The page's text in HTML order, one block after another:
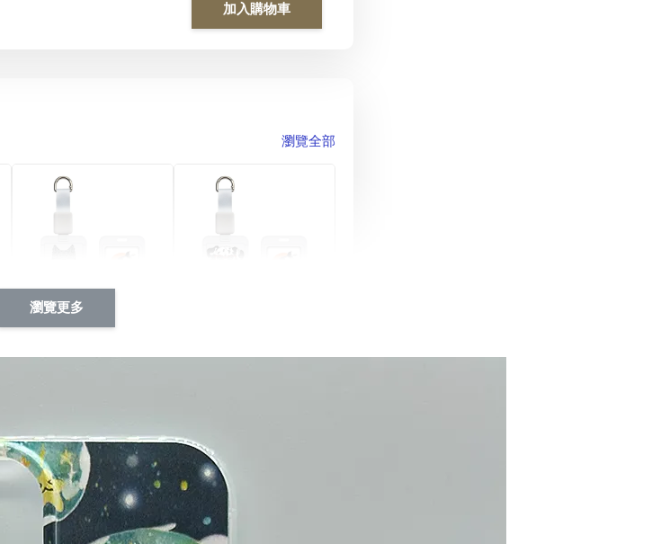
加入購物車
瀏覽全部
+NT$ 214
NT$ 225
- +NT$ 214
NT$ 225
加入購物車
瀏覽更多